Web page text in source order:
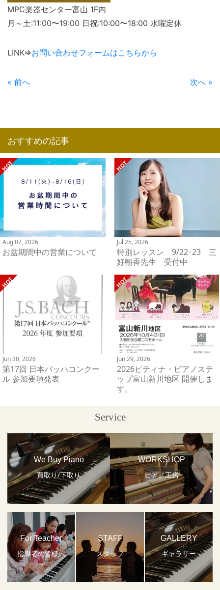
MPC楽器センター富山 1F内
月～土:11:00〜19:00 日祝:10:00〜18:00 水曜定休
LINK⇒お問い合わせフォームはこちらから
« 前へ 次へ »
おすすめの記事
Aug 07, 2026
お盆期間中の営業について
Jul 25, 2026
特別レッスン 9/22･23 三
好朝香先生 受付中
Jun 30, 2026
第17回 日本バッハコンクー
ル 参加要項発表
Jun 29, 2026
2026ピティナ・ピアノステ
ップ富山新川地区 開催しま
す。
Service
We Buy Piano
買取り/下取り
WORKSHOP
ピアノ工房
For Teacher
指導者の皆様へ
STAFF
スタッフ
GALLERY
ギャラリー